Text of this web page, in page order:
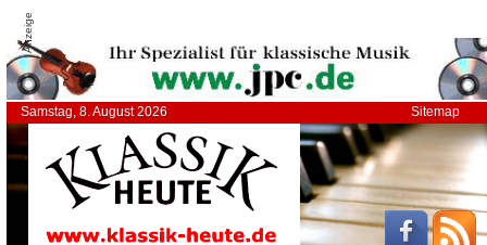
Anzeige
Samstag, 8. August 2026 Sitemap